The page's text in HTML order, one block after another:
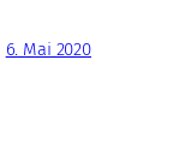
6. Mai 2020